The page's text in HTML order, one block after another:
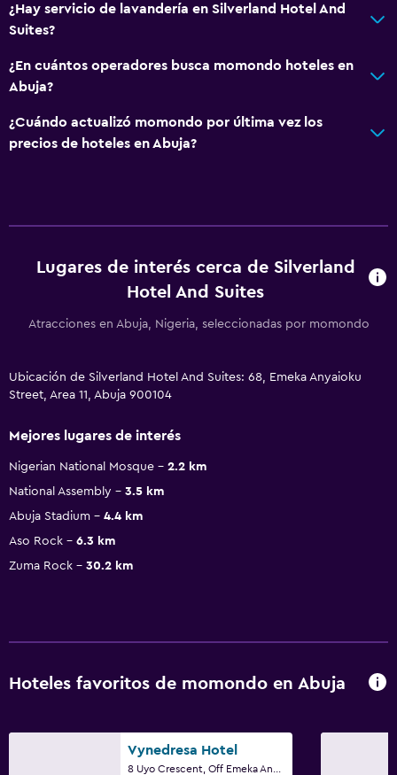
¿Hay servicio de lavandería en Silverland Hotel And
Suites?
¿En cuántos operadores busca momondo hoteles en
Abuja?
¿Cuándo actualizó momondo por última vez los
precios de hoteles en Abuja?
Lugares de interés cerca de Silverland
Hotel And Suites
Atracciones en Abuja, Nigeria, seleccionadas por momondo
Ubicación de Silverland Hotel And Suites: 68, Emeka Anyaioku
Street, Area 11, Abuja 900104
Mejores lugares de interés
Nigerian National Mosque
2.2 km
National Assembly
3.5 km
Abuja Stadium
4.4 km
Aso Rock
6.3 km
Zuma Rock
30.2 km
Hoteles favoritos de momondo en Abuja
Vynedresa Hotel